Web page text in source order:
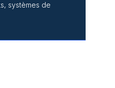
systèmes de